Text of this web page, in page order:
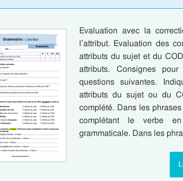
Evaluation avec la
l’attribut. Evaluation des
attributs du sujet et du
attributs. Consignes
questions suivantes.
attributs du sujet ou du
complété. Dans les
complétant le verbe
grammaticale. Dans les